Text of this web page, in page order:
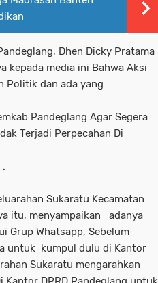
Dhen Dicky Pratama
kepada media ini Bahwa Aksi
Politik dan ada yang
Pandeglang Agar Segera
Terjadi Perpecahan Di
Sukaratu Kecamatan
itu, menyampaikan adanya
Grup Whatsapp, Sebelum
untuk kumpul dulu di Kantor
Sukaratu mengarahkan